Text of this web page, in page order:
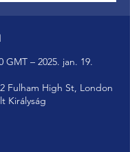
GMT – 2025. jan. 19.
Fulham High St, London
Királyság